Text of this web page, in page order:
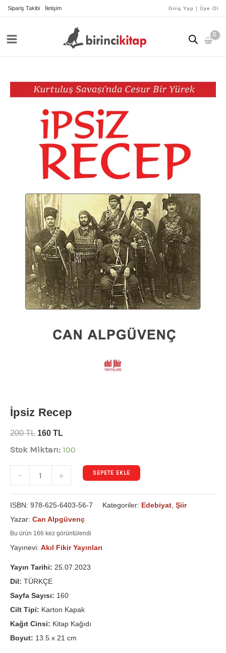
İçeriğe
Sipariş Takibi İletişim Giriş Yap | Üye Ol
İpsiz Recep
200TL 160 TL
Stok Miktarı: 100
- + SEPETE EKLE
ISBN: 978-625-6403-56-7 Kategoriler: Edebiyat Şiir
Yazar: Can Alpgüvenç
Bu ürün 166 kez görüntülendi
Yayınevi: Akıl Fikir Yayınları
Yayın Tarihi: 25.07.2023
Dil: TÜRKÇE
Sayfa Sayısı: 160
Cilt Tipi: Karton Kapak
Kağıt Cinsi: Kitap Kağıdı
Boyut: 13.5 x 21 cm